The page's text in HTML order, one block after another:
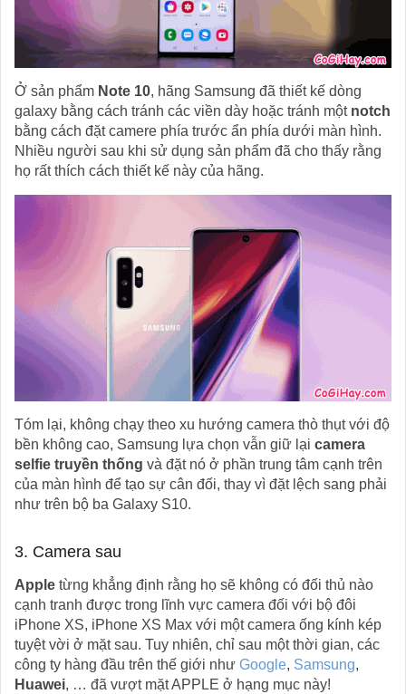
Ở sản phẩm Note 10, hãng Samsung đã thiết kế dòng
galaxy bằng cách tránh các viền dày hoặc tránh một notch
bằng cách đặt camere phía trước ẩn phía dưới màn hình.
Nhiều người sau khi sử dụng sản phẩm đã cho thấy rằng
họ rất thích cách thiết kế này của hãng.
Tóm lại, không chạy theo xu hướng camera thò thụt với độ
bền không cao, Samsung lựa chọn vẫn giữ lại camera
selfie truyền thống và đặt nó ở phần trung tâm cạnh trên
của màn hình để tạo sự cân đối, thay vì đặt lệch sang phải
như trên bộ ba Galaxy S10.
3. Camera sau
Apple từng khẳng định rằng họ sẽ không có đối thủ nào
cạnh tranh được trong lĩnh vực camera đối với bộ đôi
iPhone XS, iPhone XS Max với một camera ống kính kép
tuyệt vời ở mặt sau. Tuy nhiên, chỉ sau một thời gian, các
công ty hàng đầu trên thế giới như Google, Samsung,
Huawei, … đã vượt mặt APPLE ở hạng mục này!